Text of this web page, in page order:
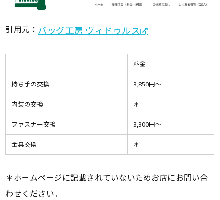
引用元： バッグ工房 ヴィドゥルス
料金
持ち手の交換 3,850円〜
内装の交換 ＊
ファスナー交換 3,300円〜
金具交換 ＊
＊ホームページに記載されていないためお店にお問い合
わせください。